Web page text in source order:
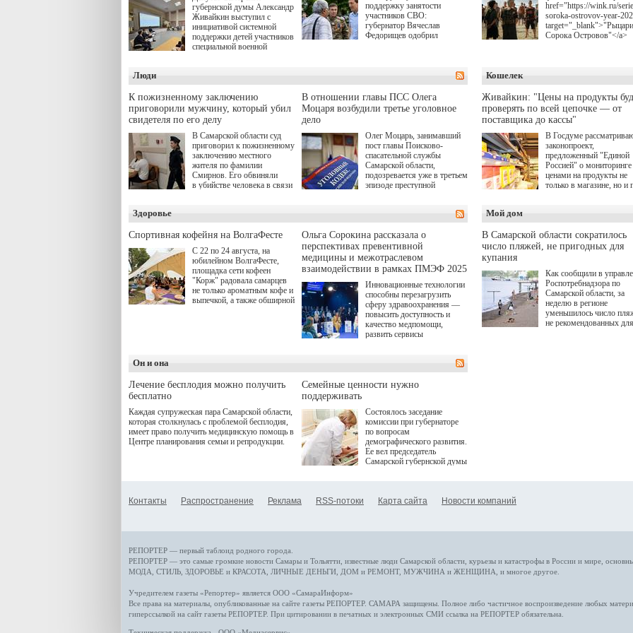
губернской думы Александр
Живайкин выступил с
инициативой системной
поддержки детей участников
специальной военной
"Помощь фронту и семьям
участников СВО", которая
прошла в Отрадном 7
августа.
поддержку занятости
участников СВО:
губернатор Вячеслав
Федорищев одобрил
Живайкина, направленные
на трудоустройство и более
спокойную адаптацию к
мирной жизни.
href="https://wink.ru/
soroka-ostrovov-year-
target="_blank">"Рыцари
Сорока Островов"</a>
одноименного романа
Сергея Лукьяненко.
роли в проекте
Артем Кошман, Полина
Гухман, Вероника
Устимова, Олег
Святослав Рогожан,
Котрелёв, Никита
Кологривый, Елисей
Чучилин, Александра
Нестерова, Ника
Волкова в роли
Режиссер-постановщик
проекта — Егор
(сериалы "Комбинация",
Люди
К пожизненному заключению
приговорили мужчину, который убил
свидетеля по его делу
В Самарской области суд
приговорил к пожизненному
заключению местного
жителя по фамилии
Смирнов. Его обвиняли
в убийстве человека в связи
В отношении главы ПСС Олега
Моцаря возбудили третье уголовное
дело
Олег Моцарь, занимавший
пост главы Поисково-
спасательной службы
Самарской области,
подозревается уже в третьем
эпизоде преступной
о превышении полномочий,
а сам он находится в СИЗО.
Кошелек
Живайкин: "Цены на продукты
проверять по всей цепочке — от
поставщика до кассы"
В Госдуме
законопроект,
предложенный "Единой
Россией" о мониторинге
ценами на продукты не
только в магазине, но и
подорожания было
где именно цена "поехала"
вверх и кто её разогнал.
Здоровье
Спортивная кофейня на ВолгаФесте
С 22 по 24 августа, на
юбилейном ВолгаФесте,
площадка сети кофеен
"Корж" радовала самарцев
не только ароматным кофе и
выпечкой, а также обширной
Ольга Сорокина рассказала о
перспективах превентивной
медицины и межотраслевом
взаимодействии в рамках ПМЭФ 2025
Инновационные технологии
способны перезагрузить
сферу здравоохранения —
повысить доступность и
качество медпомощи,
развить сервисы
определенными барьерами.
К ним можно отнести
возникающие при работе с
данными пациентов. Для
более динамичного роста
проникновения инноваций в
сегмент необходимо кросс-
отраслевое взаимодействие
рассказала Ольга Сорокина,
ходе сессии "Развитие
качества жизни" в рамках
ПМЭФ 2025. В дискуссии
РФ Михаил Мурашко,
представители
Государственной Думы,
Мой дом
В Самарской области сократилось
число пляжей, не пригодных для
купания
Как сообщили в
Роспотребнадзора по
Самарской области, за
неделю в регионе
уменьшилось число
не рекомендованных для
Он и она
Лечение бесплодия можно получить
бесплатно
Каждая супружеская пара Самарской области,
которая столкнулась с проблемой бесплодия,
имеет право получить медицинскую помощь в
Центре планирования семьи и репродукции.
Семейные ценности нужно
поддерживать
Состоялось заседание
комиссии при губернаторе
по вопросам
демографического развития.
Ее вел председатель
Самарской губернской думы
Контакты Распространение Реклама RSS-потоки Карта сайта Новости компаний
РЕПОРТЕР — первый таблоид родного города.
РЕПОРТЕР — это самые громкие новости Самары и Тольятти, известные люди Самарской области, курьезы и катастрофы в России и мире ,
МОДА, СТИЛЬ ЗДОРОВЬЕ и КРАСОТА ЛИЧНЫЕ ДЕНЬГИ ДОМ и РЕМОНТ, МУЖЧИНА и ЖЕНЩИНА , и многое другое
Учредителем газеты «Репортер» является ООО «СамараИнформ»
Все права на материалы, опубликованные на сайте газеты РЕПОРТЕР. САМАРА защищены. Полное либо частичное воспроизведение любых
гиперссылкой на сайт газеты РЕПОРТЕР. При цитировании в печатных и электронных СМИ ссылка на РЕПОРТЕР обязательна.